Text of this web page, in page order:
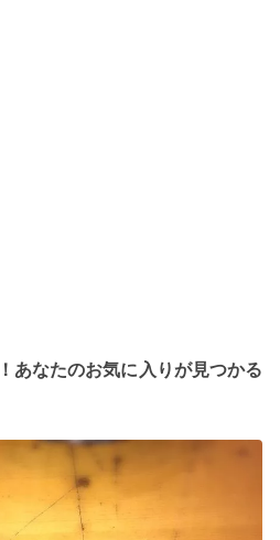
あなたのお気に入りが見つかる